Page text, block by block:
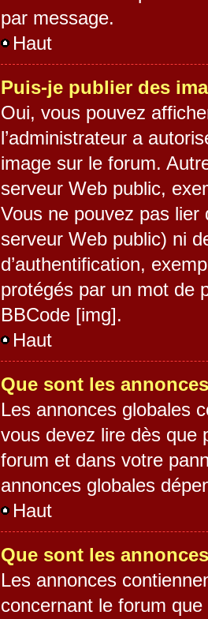
par message.
Haut
Puis-je publier des
Oui, vous pouvez
l’administrateur a
image sur le forum.
serveur Web public,
Vous ne pouvez pas lier
serveur Web public) ni
d’authentification,
protégés par un mot de
BBCode [img].
Haut
Que sont les
Les annonces globales
vous devez lire dès que
forum et dans votre
annonces globales
Haut
Que sont les
Les annonces
concernant le forum